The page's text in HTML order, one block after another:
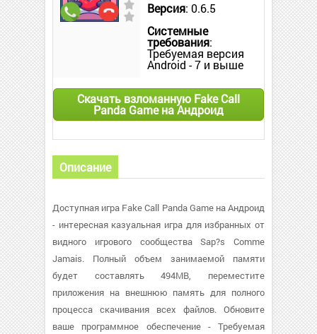
Версия: 0.6.5
Системные
требования:
Требуемая версия
Android - 7 и выше
Скачать взломанную Fake Call
Panda Game на Андроид
Описание
Доступная игра Fake Call Panda Game на Андроид
- интересная казуальная игра для избранных от
видного игрового сообщества Sap?s Comme
Jamais. Полный объем занимаемой памяти
будет составлять 494MB, переместите
приложения на внешнюю память для полного
процесса скачивания всех файлов. Обновите
ваше программное обеспечение - Требуемая